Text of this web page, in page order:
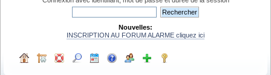
Nouvelles:
INSCRIPTION AU FORUM ALARME cliquez ici